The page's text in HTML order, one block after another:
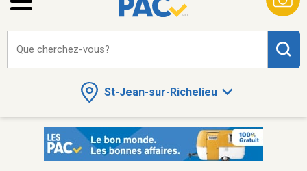
St-Jean-sur-Richelieu
Que cherchez-vous?